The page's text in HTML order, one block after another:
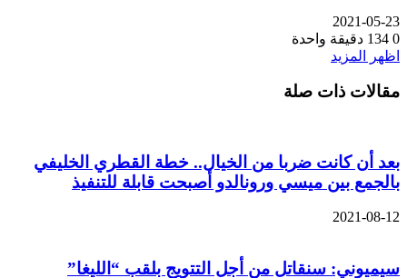
2021-05-23
0
دقيقة واحدة
اظهر المزيد
مقالات ذات صلة
بعد أن كانت ضربا من الخيال.. خطة القطري الخليفي
بالجمع بين ميسي ورونالدو أصبحت قابلة للتنفيذ
2021-08-12
سيميوني: سنقاتل من أجل التتويج بلقب “الليغا”